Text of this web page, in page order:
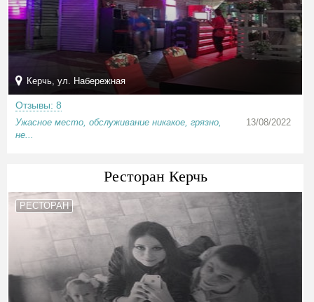
Керчь, ул. Набережная
Отзывы: 8
Ужасное место, обслуживание никакое, грязно,
не...
13/08/2022
Ресторан Керчь
РЕСТОРАН